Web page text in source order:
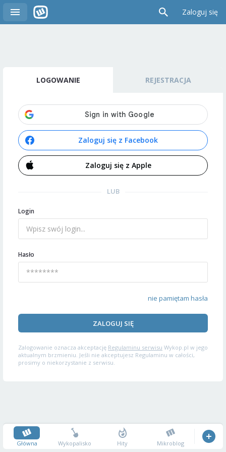
Zaloguj się
LOGOWANIE REJESTRACJA
Zaloguj się z Facebook
Zaloguj się z Apple
LUB
Login
Hasło
nie pamiętam hasła
ZALOGUJ SIĘ
Zalogowanie oznacza akceptację Regulaminu serwisu Wykop.pl w jego
aktualnym brzmieniu. Jeśli nie akceptujesz Regulaminu w całości,
prosimy o niekorzystanie z serwisu.
Główna Wykopalisko Hity Mikroblog